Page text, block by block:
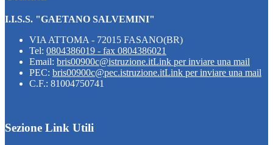
I.I.S.S. "GAETANO SALVEMINI"
VIA ATTOMA - 72015 FASANO(BR)
Tel: 0804386019 - fax 0804386021
Email: bris00900c@istruzione.itLink per inviare una mail
PEC: bris00900c@pec.istruzione.itLink per inviare una mail
C.F.: 81004750741
Sezione Link Utili